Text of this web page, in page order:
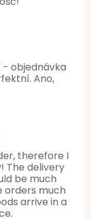
- objednávka
Ano,
therefore I
The delivery
be much
orders much
arrive in a